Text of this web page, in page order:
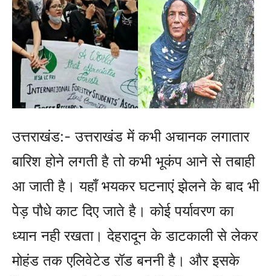
उत्तराखंड:- उत्तराखंड में कभी अचानक लगातार
बारिश होने लगती है तो कभी भूकंप आने से तबाही
आ जाती है। यहाँ भयकर घटनाएं झेलने के बाद भी
पेड़ पौधे काट दिए जाते है। कोई पर्यावरण का
ध्यान नही रखता। देहरादून के डाटकाली से लेकर
मोहंड तक एलिवेटेड रॉड बननी है। और इसके